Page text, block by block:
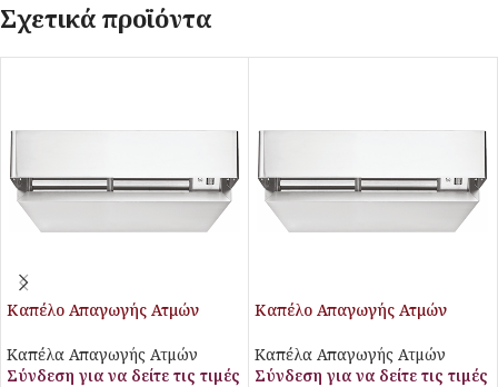
Σχετικά προϊόντα
Καπέλο Απαγωγής Ατμών
Καπέλα Απαγωγής Ατμών
Σύνδεση για να δείτε τις τιμές
Καπέλο Απαγωγής Ατμών
Καπέλα Απαγωγής Ατμών
Σύνδεση για να δείτε τις τιμές